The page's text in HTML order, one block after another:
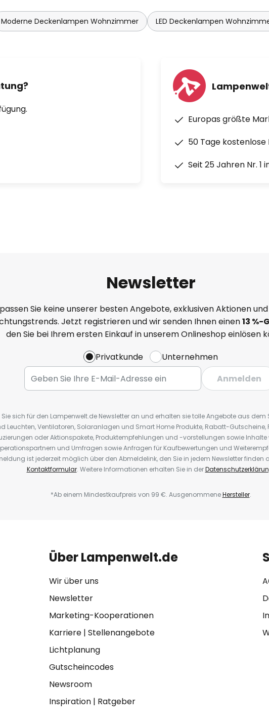
Moderne Deckenlampen Wohnzimmer LED Deckenlampen
Europas größte
50 Tage kostenlose
Seit 25 Jahren Nr. 1
Newsletter
Sie keine unserer besten Angebote, exklusiven Aktionen
Jetzt registrieren und wir senden Ihnen einen13 %-
den Sie bei Ihrem ersten Einkauf in unserem Onlineshop einlösen
Privatkunde
Unternehmen
Anmelden
Sie sich für den Lampenwelt.de Newsletter an und erhalten sie tolle Angebote aus dem
Leuchten, Ventilatoren, Solaranlagen und Smart Home Produkte, Rabatt-Gutscheine,
oder Aktionspakete, Produktempfehlungen und -vorstellungen sowie
und Umfragen sowie Anfragen für Kaufbewertungen und
ist jederzeit möglich über den Abmeldelink, den Sie in jedem Newsletter finden
Kontaktformular. Weitere Informationen erhalten Sie in der
*Ab einem Mindestkaufpreis von 99 €. AusgenommeneHersteller.
Über Lampenwelt.de
Wir über uns
Newsletter
Marketing-Kooperationen
Karriere| Stellenangebote
Lichtplanung
Gutscheincodes
Newsroom
Inspiration| Ratgeber